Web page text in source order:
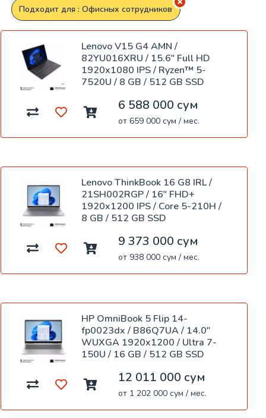
Подходит для : Офисных сотрудников
Lenovo V15 G4 AMN /
82YU016XRU / 15.6" Full HD
1920x1080 IPS / Ryzen™ 5-
7520U / 8 GB / 512 GB SSD
6 588 000 сум
от 659 000 сум / мес.
Lenovo ThinkBook 16 G8 IRL /
21SH002RGP / 16" FHD+
1920x1200 IPS / Core 5-210H /
8 GB / 512 GB SSD
9 373 000 сум
от 938 000 сум / мес.
HP OmniBook 5 Flip 14-
fp0023dx / B86Q7UA / 14.0"
WUXGA 1920x1200 / Ultra 7-
150U / 16 GB / 512 GB SSD
12 011 000 сум
от 1 202 000 сум / мес.